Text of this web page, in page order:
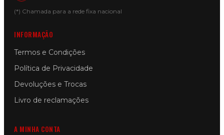
(*) Chamada para a rede fixa nacional
INFORMAÇÃO
Termos e Condições
Política de Privacidade
Devoluções e Trocas
Livro de reclamações
A MINHA CONTA